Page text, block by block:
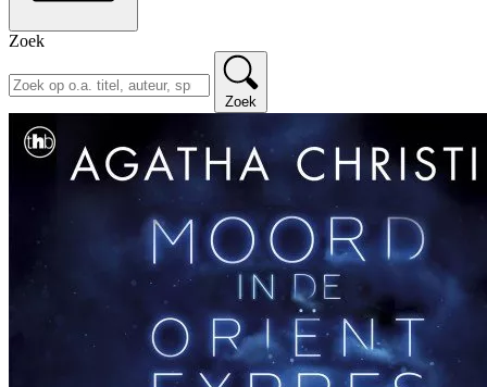
Zoek
Zoek